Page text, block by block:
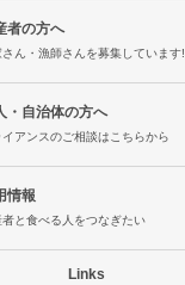
者の方へ
さん・漁師さんを募集しています!
・自治体の方へ
イアンスのご相談はこちらから
情報
者と食べる人をつなぎたい
Links